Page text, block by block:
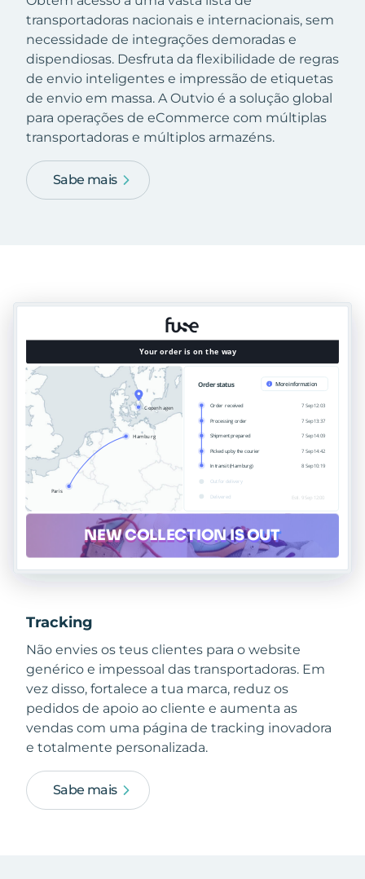
transportadoras nacionais e internacionais, sem
necessidade de integrações demoradas e
dispendiosas. Desfruta da flexibilidade de regras
de envio inteligentes e impressão de etiquetas
de envio em massa. A Outvio é a solução global
para operações de eCommerce com múltiplas
transportadoras e múltiplos armazéns.
Sabe mais
Tracking
Não envies os teus clientes para o website
genérico e impessoal das transportadoras. Em
vez disso, fortalece a tua marca, reduz os
pedidos de apoio ao cliente e aumenta as
vendas com uma página de tracking inovadora
e totalmente personalizada.
Sabe mais